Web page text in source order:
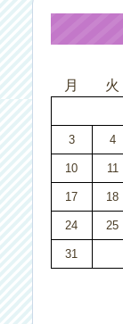
月
火
3 4
10 11
17 18
24 25
31